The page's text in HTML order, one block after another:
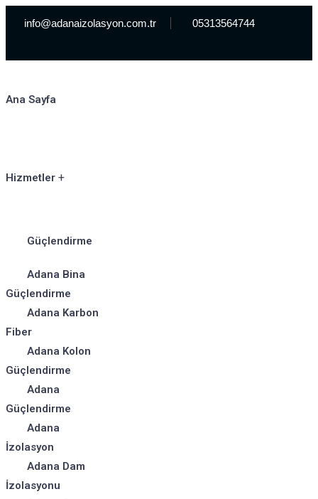
info@adanaizolasyon.com.tr 05313564744
Ana Sayfa
Hizmetler
Güçlendirme
Adana Bina
Güçlendirme
Adana Karbon
Fiber
Adana Kolon
Güçlendirme
Adana
Güçlendirme
Adana
İzolasyon
Adana Dam
İzolasyonu